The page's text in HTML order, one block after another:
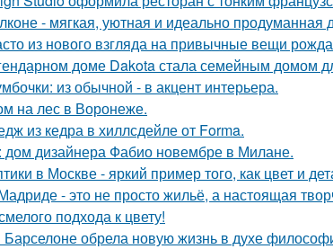
- мягкая, уютная и идеально продуманная
из нового взгляда на привычные вещи
доме Dakota стала семейным домом
из обычной - в акцент интерьера.
на лес в Воронеже.
из кедра в хиллсдейле от Forma.
дом дизайнера Фабио новембре в Милане.
в Москве - яркий пример того, как цвет и
- это не просто жильё, а настоящая
подхода к цвету!
обрела новую жизнь в духе